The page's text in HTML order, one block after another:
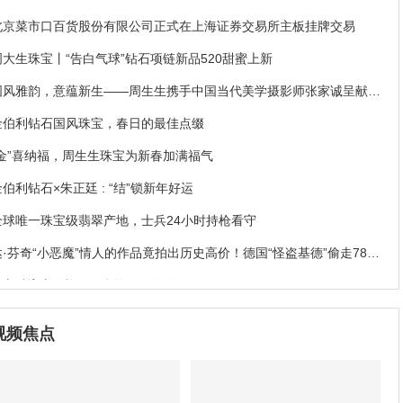
京菜市口百货股份有限公司正式在上海证券交易所主板挂牌交易
生珠宝丨“告白气球”钻石项链新品520甜蜜上新
风雅韵，意蕴新生——周生生携手中国当代美学摄影师张家诚呈献珠
片
伯利钻石国风珠宝，春日的最佳点缀
”喜纳福，周生生珠宝为新春加满福气
利钻石×朱正廷 : “结”锁新年好运
球唯一珠宝级翡翠产地，士兵24小时持枪看守
芬奇“小恶魔”情人的作品竟拍出历史高价！德国“怪盗基德”偷走78亿
频焦点